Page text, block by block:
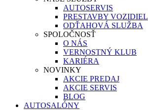
AUTOSERVIS
PRESTAVBY VOZIDIEL
ODŤAHOVÁ SLUŽBA
SPOLOČNOSŤ
O NÁS
VERNOSTNÝ KLUB
KARIÉRA
NOVINKY
AKCIE PREDAJ
AKCIE SERVIS
BLOG
AUTOSALÓNY